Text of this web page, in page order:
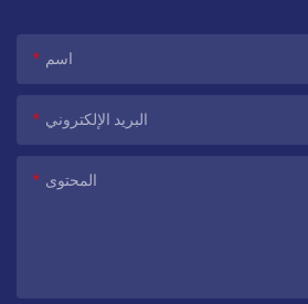
اسم
البريد الإلكتروني
المحتوى